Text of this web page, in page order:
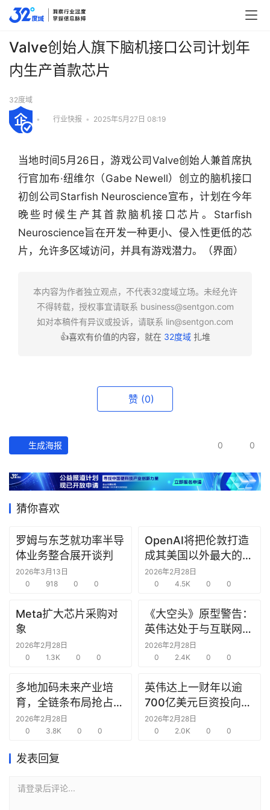
行
业
产
经
数
据
研
创
投
商
机
圈
Valve创始人旗下脑机接口公司计划年
内生产首款芯片
32度域
• 行业快报 • 2025年5月27日 08:19
当地时间5月26日，游戏公司Valve创始人兼首席执
行官加布·纽维尔（Gabe Newell）创立的脑机接口
初创公司Starfish Neuroscience宣布，计划在今年
晚些时候生产其首款脑机接口芯片。Starfish
Neuroscience旨在开发一种更小、侵入性更低的芯
片，允许多区域访问，并具有游戏潜力。（界面）
本内容为作者独立观点，不代表32度域立场。未经允许
不得转载，授权事宜请联系 business@sentgon.com
如对本稿件有异议或投诉，请联系 lin@sentgon.com
👍喜欢有价值的内容，就在 32度域扎堆
赞 (0)
生成海报 0 0
猜你喜欢
罗姆与东芝就功率半导
体业务整合展开谈判
2026年3月13日
0
918 0 0
OpenAI将把伦敦打造
成其美国以外最大的研
究中心
2026年2月28日
0
4.5K 0 0
Meta扩大芯片采购对
象
2026年2月28日
0
1.3K 0 0
《大空头》原型警告：
英伟达处于与互联网泡
沫时期思科同样的“危
险境地”
2026年2月28日
0
2.4K 0 0
多地加码未来产业培
育，全链条布局抢占新
赛道先机
2026年2月28日
0
3.8K 0 0
英伟达上一财年以逾
700亿美元巨资投向合
作方，竭力巩固AI芯片
需求
2026年2月28日
0
2.0K 0 0
发表回复
请登录后评论...